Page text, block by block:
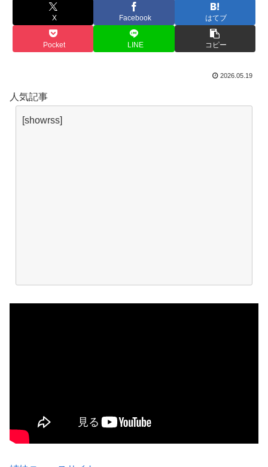
X Facebook はてブ
Pocket LINE コピー
2026.05.19
人気記事
[showrss]